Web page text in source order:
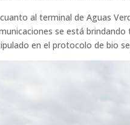
al terminal de Aguas
se está
en el protocolo de bio